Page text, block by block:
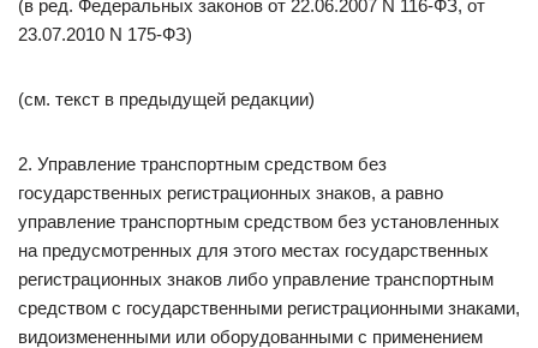
(в ред. Федеральных законов от 22.06.2007 N 116-ФЗ, от
23.07.2010 N 175-ФЗ)
(см. текст в предыдущей редакции)
2. Управление транспортным средством без
государственных регистрационных знаков, а равно
управление транспортным средством без установленных
на предусмотренных для этого местах государственных
регистрационных знаков либо управление транспортным
средством с государственными регистрационными знаками,
видоизмененными или оборудованными с применением